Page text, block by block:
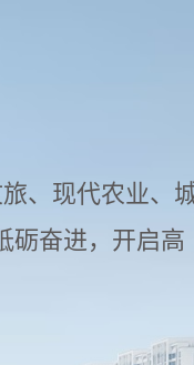
、现代农业、
砺奋进，开启高